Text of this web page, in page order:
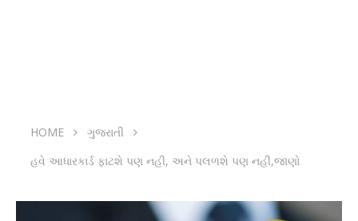
HOME
ગુજરાતી
હવે આધારકાર્ડ ફાટશે પણ નહી, અને પલળશે પણ નહી,જાણો